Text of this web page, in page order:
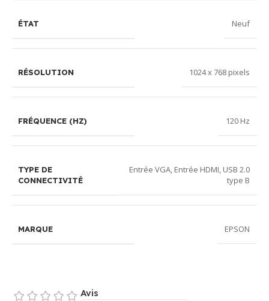
ÉTAT Neuf
RÉSOLUTION 1024 x 768 pixels
FRÉQUENCE (HZ) 120 Hz
TYPE DE
CONNECTIVITÉ
Entrée VGA, Entrée HDMI, USB 2.0
type B
MARQUE EPSON
Avis